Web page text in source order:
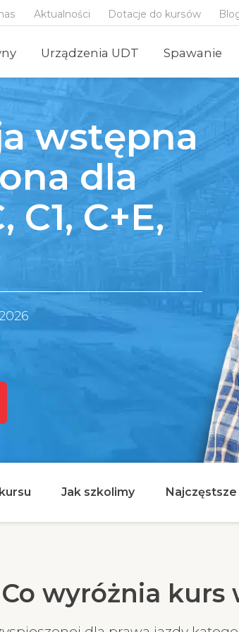
Aktualności Dotacje do kursów
Urządzenia UDT Spawanie
wstępna
dla
C+E,
Jak szkolimy
Co wyróżnia kurs